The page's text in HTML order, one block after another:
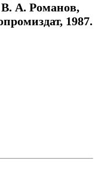
В. А. Романов,
1987.